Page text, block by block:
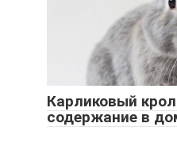
Карликовый
содержание в